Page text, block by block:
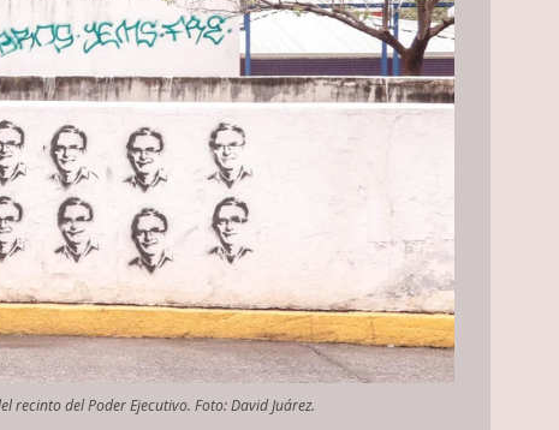
recinto del Poder Ejecutivo. Foto: David Juárez.